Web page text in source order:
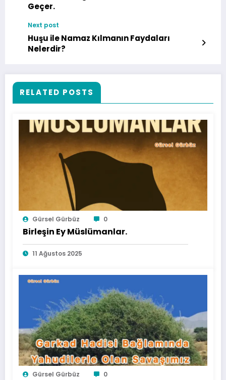
Geçer.
Next post
Huşu ile Namaz Kılmanın Faydaları
Nelerdir?
RELATED POSTS
Gürsel Gürbüz 0
Birleşin Ey Müslümanlar.
11 Ağustos 2025
Gürsel Gürbüz 0